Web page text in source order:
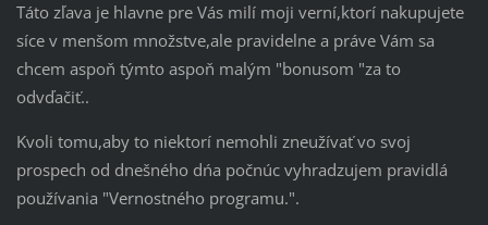
Táto zľava je hlavne pre Vás milí moji verní,ktorí nakupujete
síce v menšom množstve,ale pravidelne a práve Vám sa
chcem aspoň týmto aspoň malým "bonusom "za to
odvďačiť..
Kvoli tomu,aby to niektorí nemohli zneužívať vo svoj
prospech od dnešného dńa počnúc vyhradzujem pravidlá
používania "Vernostného programu.".